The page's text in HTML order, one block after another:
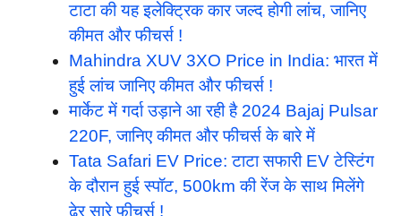
टाटा की यह इलेक्ट्रिक कार जल्द होगी लांच, जानिए
कीमत और फीचर्स !
Mahindra XUV 3XO Price in India: भारत में
हुई लांच जानिए कीमत और फीचर्स !
मार्केट में गर्दा उड़ाने आ रही है 2024 Bajaj Pulsar
220F, जानिए कीमत और फीचर्स के बारे में
Tata Safari EV Price: टाटा सफारी EV टेस्टिंग
के दौरान हुई स्पॉट, 500km की रेंज के साथ मिलेंगे
ढेर सारे फीचर्स !